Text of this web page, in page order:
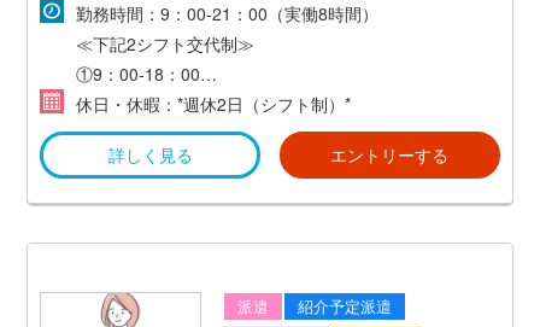
*経験・能力を考慮の上、当社規定により優遇いたしま
す*
・交通費支給（当社規定あり）
勤務時間：9：00-21：00（実働8時間）
≪下記2シフト交代制≫
①9：00-18：00
②12：00-21：00
*シフト相談可*
休日・休暇：*週休2日（シフト制）*
詳しく見る エントリーする
派遣
紹介予定派遣